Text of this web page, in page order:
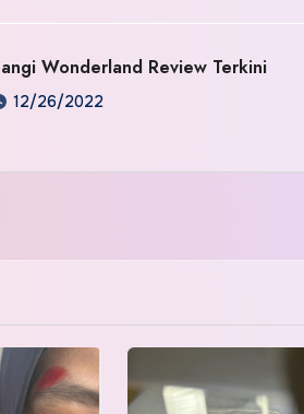
Wonderland Review Terkini
12/26/2022